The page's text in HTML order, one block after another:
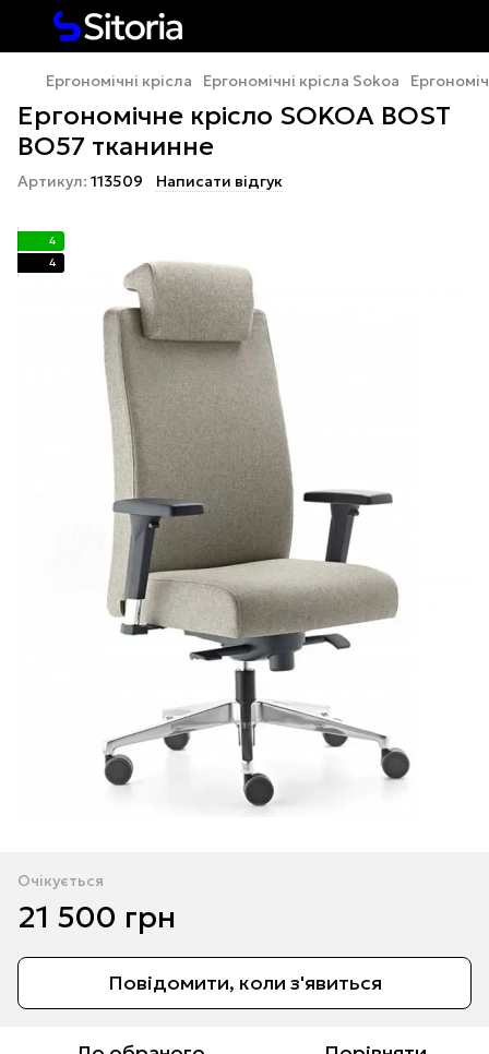
Ергономічні крісла Ергономічні крісла Sokoa
Ергономічне крісло SOKOA BOST
BO57 тканинне
Артикул: 113509 Написати відгук
4
4
Очікується
21 500 грн
Повідомити, коли з'явиться